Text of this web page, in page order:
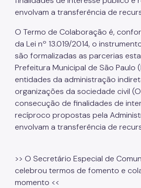
envolvam a transferência de
O Termo de Colaboração é,
da Lei nº 13.019/2014, o
são formalizadas as parcerias
Prefeitura Municipal de São Paulo
entidades da administração
organizações da sociedade civil
consecução de finalidades de
recíproco propostas pela
envolvam a transferência de
>> O Secretário Especial de
celebrou termos de fomento e
momento <<